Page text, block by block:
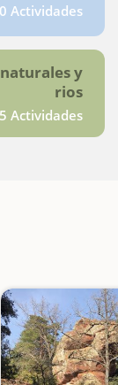
Actividades
y
rios
5 Actividades